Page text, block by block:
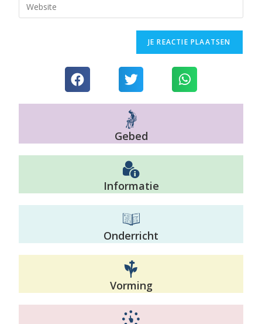
Gebed
Informatie
Onderricht
Vorming